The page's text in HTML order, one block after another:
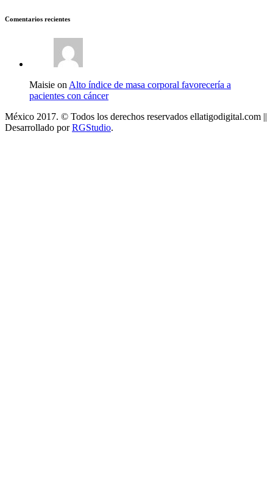
Comentarios recientes
Maisie on Alto índice de masa corporal favorecería a
pacientes con cáncer
México 2017. © Todos los derechos reservados ellatigodigital.com ||
Desarrollado porRGStudio.